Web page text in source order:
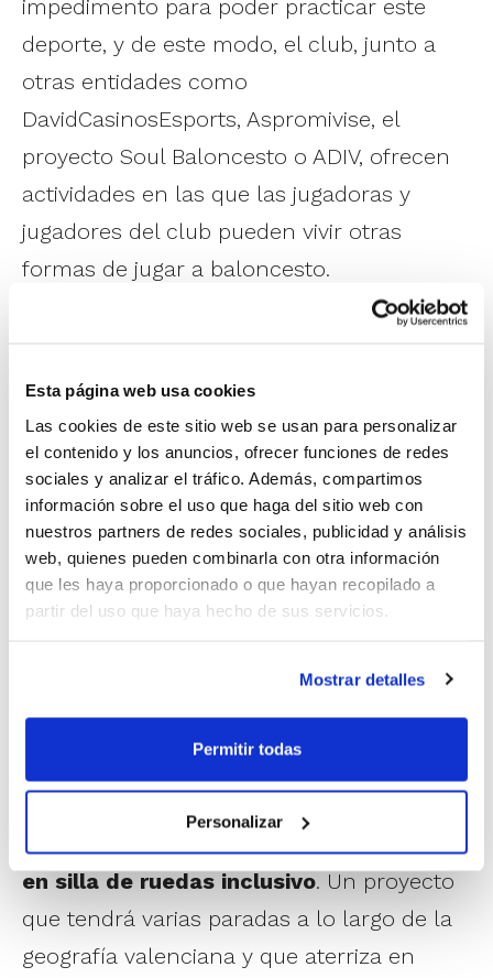
Esta página web usa cookies
Las cookies de este sitio web se usan para personalizar
el contenido y los anuncios, ofrecer funciones de redes
sociales y analizar el tráfico. Además, compartimos
información sobre el uso que haga del sitio web con
nuestros partners de redes sociales, publicidad y análisis
web, quienes pueden combinarla con otra información
que les haya proporcionado o que hayan recopilado a
partir del uso que haya hecho de sus servicios.
Mostrar detalles
Permitir todas
Personalizar
impedimento para poder practicar este
deporte, y de este modo, el club, junto a
otras entidades como
DavidCasinosEsports, Aspromivise, el
proyecto Soul Baloncesto o ADIV, ofrecen
actividades en las que las jugadoras y
jugadores del club pueden vivir otras
formas de jugar a baloncesto.
Como bienvenida a esta forma de entrenar,
en silla de ruedas inclusivo. Un proyecto
que tendrá varias paradas a lo largo de la
geografía valenciana y que aterriza en